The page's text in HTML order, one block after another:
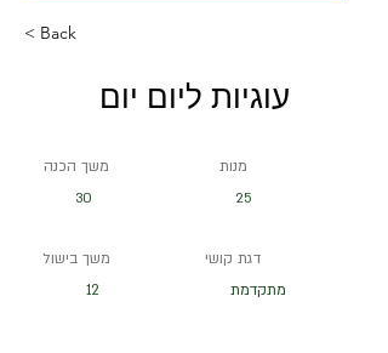
< Back
עוגיות ליום יום
משך הכנה
30
משך בישול
12
מנות
25
דגת קושי
מתקדמת